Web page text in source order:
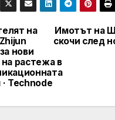
Имотът на
скочи след
на
нови
растежа в
Technode